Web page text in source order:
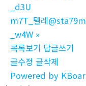
_d3U
m7T_텔레@sta79m
_w4W »
목록보기 답글쓰기
글수정 글삭제
Powered by